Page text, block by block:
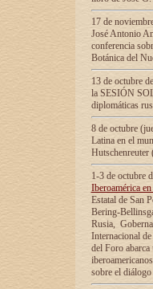
17 de
José Antonio
conferencia
Botánica del
13 de octubre
la SESIÓN
diplomáticas
8 de octubre
Latina en el
1-3 de octubre
Iberoamérica
Estatal de San
Bering-
Rusia,
Internacional
del Foro
sobre el